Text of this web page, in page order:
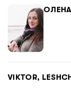
країні (окремо
VIKTOR,